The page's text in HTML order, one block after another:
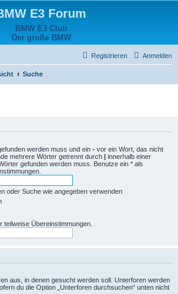
E3 Forum
BMW E3 Club
Der große BMW
Anmelden
Registrieren
Suche
werden muss und ein - vor ein Wort, das nicht
mehrere Wörter getrennt durch | innerhalb einer
gefunden werden muss. Benutze ein * als
oder Suche wie angegeben verwenden
teilweise Übereinstimmungen.
aus, in denen gesucht werden soll. Unterforen werden
du die Option „Unterforen durchsuchen“ unten nicht